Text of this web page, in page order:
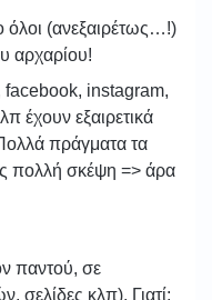
όλοι (ανεξαιρέτως…!)
αρχαρίου!
facebook, instagram,
έχουν εξαιρετικά
πράγματα τα
πολλή σκέψη => άρα
παντού, σε
σελίδες κλπ). Γιατί;